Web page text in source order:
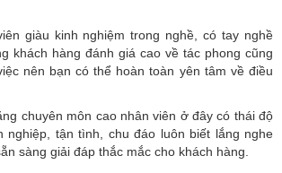
giàu kinh nghiệm trong nghề, có tay nghề
khách hàng đánh giá cao về tác phong cũng
nên bạn có thể hoàn toàn yên tâm về điều
chuyên môn cao nhân viên ở đây có thái độ
nghiệp, tận tình, chu đáo luôn biết lắng nghe
sàng giải đáp thắc mắc cho khách hàng.